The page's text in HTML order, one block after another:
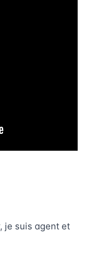
je suis agent et